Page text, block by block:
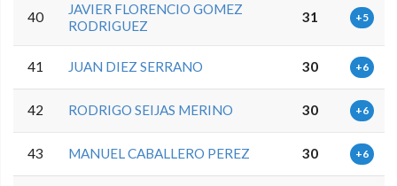
40
JAVIER FLORENCIO GOMEZ
RODRIGUEZ
31 +5
41 JUAN DIEZ SERRANO 30 +6
42 RODRIGO SEIJAS MERINO 30 +6
43 MANUEL CABALLERO PEREZ 30 +6